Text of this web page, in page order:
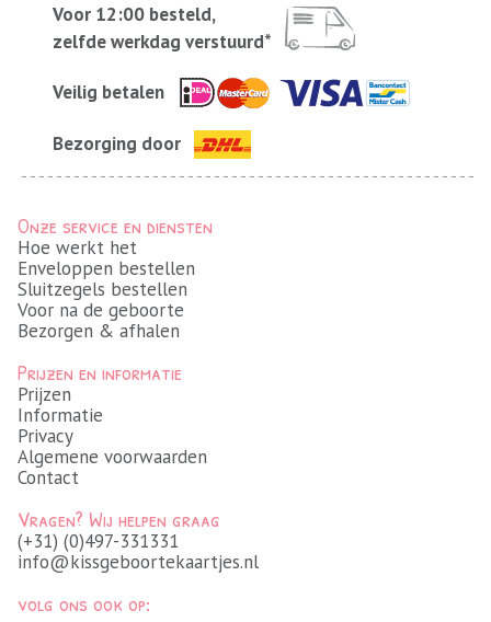
Voor 12:00 besteld,
zelfde werkdag verstuurd*
Veilig betalen
Bezorging door
Onze service en diensten
Hoe werkt het
Enveloppen bestellen
Sluitzegels bestellen
Voor na de geboorte
Bezorgen & afhalen
Prijzen en informatie
Prijzen
Informatie
Privacy
Algemene voorwaarden
Contact
Vragen? Wij helpen graag
(+31) (0)497-331331
info@kissgeboortekaartjes.nl
volg ons ook op: